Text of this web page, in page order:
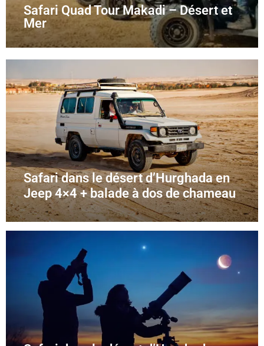
Safari Quad Tour Makadi – Désert et
Mer
Safari dans le désert d’Hurghada en
Jeep 4×4 + balade à dos de chameau